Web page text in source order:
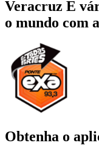
Veracruz E
o mundo com
Obtenha o